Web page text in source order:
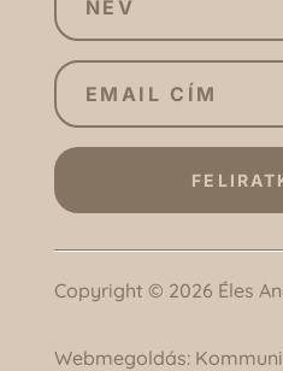
Copyright © 2026 Éles
Webmegoldás: